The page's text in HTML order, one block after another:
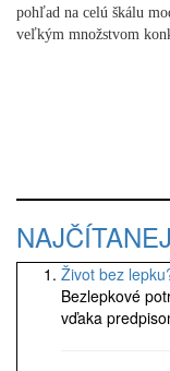
pohľad na celú škálu
veľkým množstvom
Život bez
Bezlepkové
vďaka